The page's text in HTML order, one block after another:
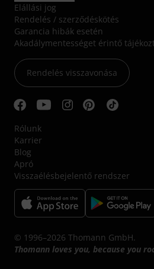
Elállási jog
Rendelés / szerződéskötés
Garancia hibák esetén
Akadálymentességet érintő
Rendelés visszavonása
Rólunk
Karrier
Blog
Apró
Visszaélésbejelentő rendszer
© 1996–2026 Thomann GmbH.
Thomann loves you, because you